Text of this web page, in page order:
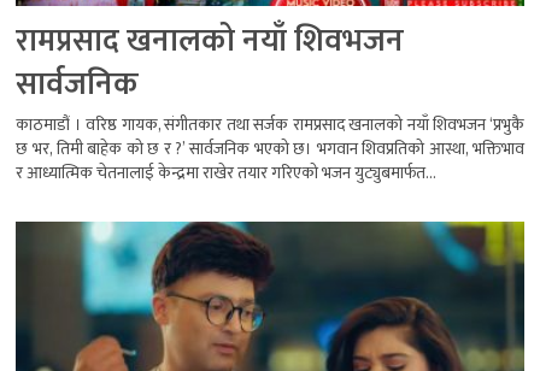
रामप्रसाद खनालको नयाँ शिवभजन
सार्वजनिक
काठमाडौं । वरिष्ठ गायक, संगीतकार तथा सर्जक रामप्रसाद खनालको नयाँ शिवभजन ‘प्रभुकै
छ भर, तिमी बाहेक को छ र ?’ सार्वजनिक भएको छ। भगवान शिवप्रतिको आस्था, भक्तिभाव
र आध्यात्मिक चेतनालाई केन्द्रमा राखेर तयार गरिएको भजन युट्युबमार्फत...